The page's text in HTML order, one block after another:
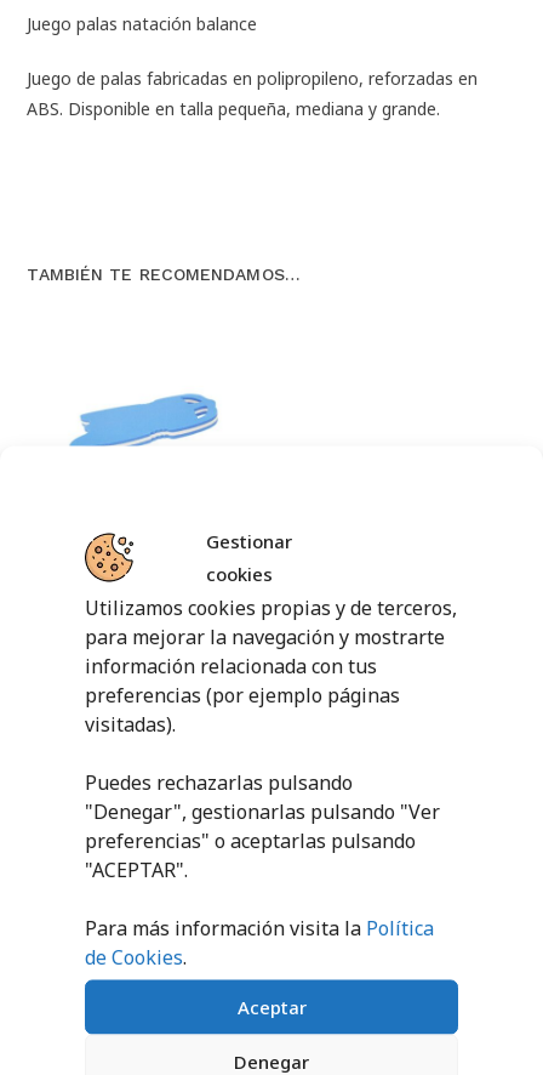
Gestionar
cookies
Utilizamos cookies propias y de terceros,
para mejorar la navegación y mostrarte
información relacionada con tus
preferencias (por ejemplo páginas
visitadas).
Puedes rechazarlas pulsando
"Denegar", gestionarlas pulsando "Ver
preferencias" o aceptarlas pulsando
"ACEPTAR".
Para más información visita la Política
de Cookies.
Aceptar
Denegar
Juego palas natación balance
Juego de palas fabricadas en polipropileno, reforzadas en
ABS. Disponible en talla pequeña, mediana y grande.
TAMBIÉN TE RECOMENDAMOS…
6,81€ sin IVA ( 8,24€
iva incl.)
AÑADIR AL
CARRITO
PRODUCTOS RELACIONADOS